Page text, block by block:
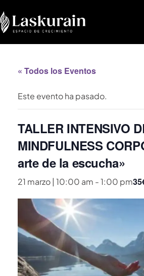
« Todos los Eventos
Este evento ha pasado.
TALLER INTENSIVO
MINDFULNESS
arte de la escucha»
21 marzo | 10:00 am -1:00 pm